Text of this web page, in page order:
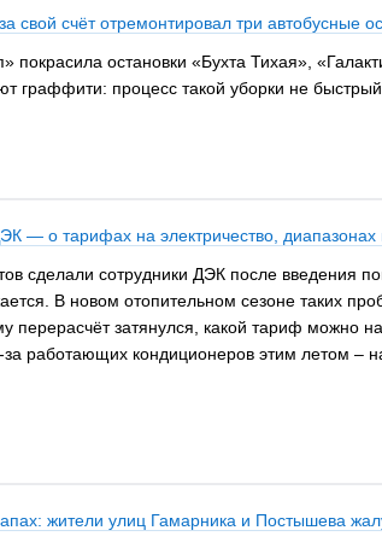
свой счёт отремонтировал три автобусные
покрасила остановки «Бухта Тихая»,
граффити: процесс такой уборки не
— о тарифах на электричество, диапазонах
сделали сотрудники ДЭК после введения
В новом отопительном сезоне таких
перерасчёт затянулся, какой тариф можно
работающих кондиционеров этим летом –
жители улиц Гамарника и Постышева